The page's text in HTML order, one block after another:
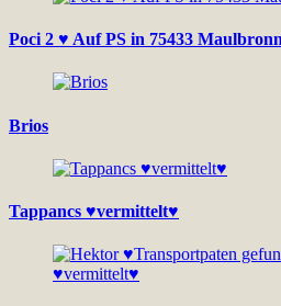
Poci 2 ♥ Auf PS in 75433
Brios
Tappancs ♥vermittelt♥